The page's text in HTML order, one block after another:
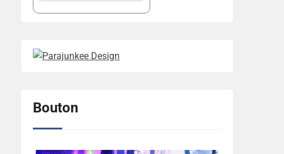
Bouton